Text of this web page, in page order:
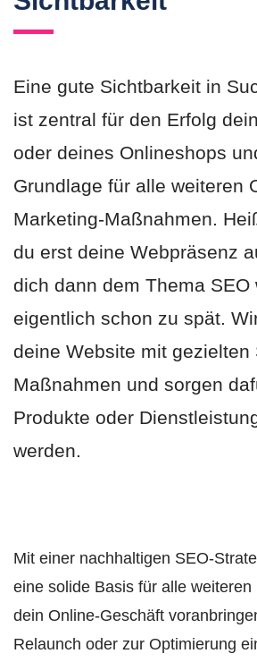
Eine gute Sichtbarkeit in
ist zentral für den Erfolg
oder deines Onlineshops
Grundlage für alle weiteren
Marketing-Maßnahmen.
du erst deine Webpräsenz
dich dann dem Thema SEO
eigentlich schon zu spät.
deine Website mit gezielten
Maßnahmen und sorgen
Produkte oder
werden.
Mit einer nachhaltigen SEO-
eine solide Basis für alle
dein Online-Geschäft
Relaunch oder zur Optimierung